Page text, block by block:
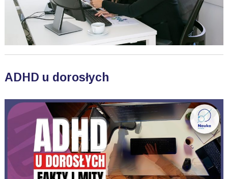
ADHD u dorosłych